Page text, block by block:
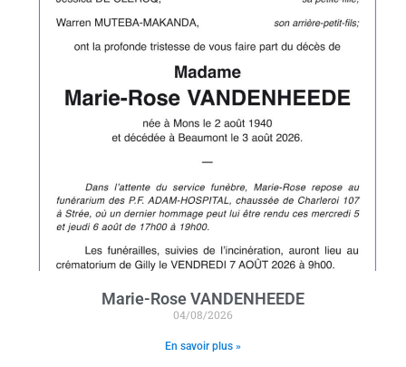
Marie-Rose VANDENHEEDE
04/08/2026
En savoir plus »